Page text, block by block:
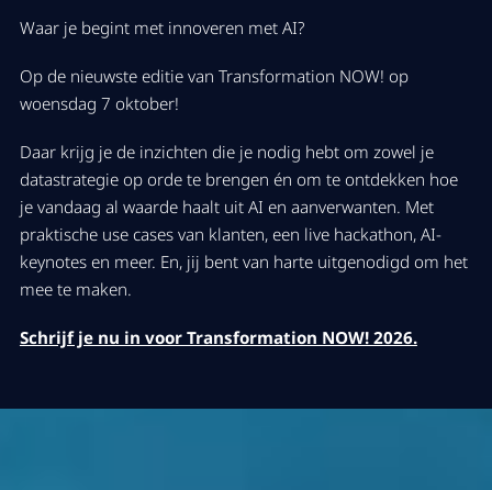
Waar je begint met innoveren met AI?
Op de nieuwste editie van Transformation NOW! op
woensdag 7 oktober!
Daar krijg je de inzichten die je nodig hebt om zowel je
datastrategie op orde te brengen én om te ontdekken hoe
je vandaag al waarde haalt uit AI en aanverwanten. Met
praktische use cases van klanten, een live hackathon, AI-
keynotes en meer. En, jij bent van harte uitgenodigd om het
mee te maken.
Schrijf je nu in voor Transformation NOW! 2026.